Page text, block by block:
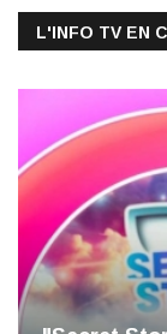
L'INFO TV EN